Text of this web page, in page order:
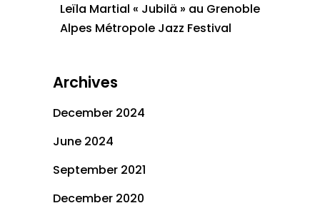
Leïla Martial « Jubilä » au Grenoble
Alpes Métropole Jazz Festival
Archives
December 2024
June 2024
September 2021
December 2020